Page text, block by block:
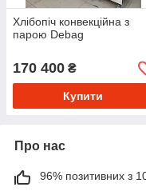
Хлібопіч конвекційна з
парою Debag
170 400 ₴
Купити
Про нас
96% позитивних з